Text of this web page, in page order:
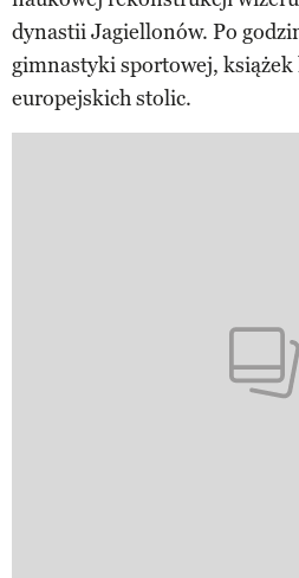
dynastii Jagiellonów. Po
gimnastyki sportowej,
europejskich stolic.